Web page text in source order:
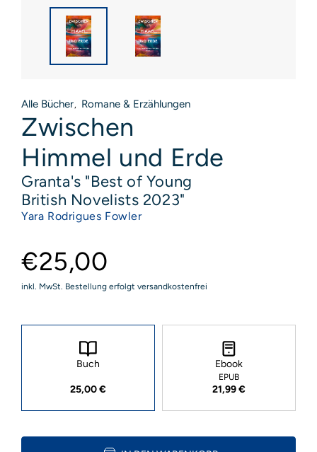
Alle Bücher, Romane & Erzählungen
Zwischen
Himmel und Erde
Granta's "Best of Young
British Novelists 2023"
Yara Rodrigues Fowler
€25,00
inkl. MwSt. Bestellung erfolgt versandkostenfrei
Buch
25,00 €
Ebook
EPUB
21,99 €